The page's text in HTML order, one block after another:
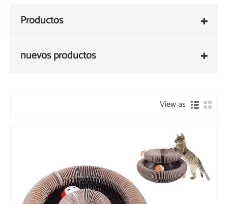
Productos
nuevos productos
View as